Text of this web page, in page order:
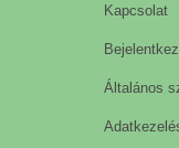
Kapcsolat
Általános